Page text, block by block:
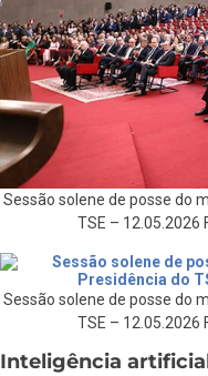
Sessão solene de posse do
TSE – 12.05.2026
Sessão solene de posse do
TSE – 12.05.2026
Inteligência